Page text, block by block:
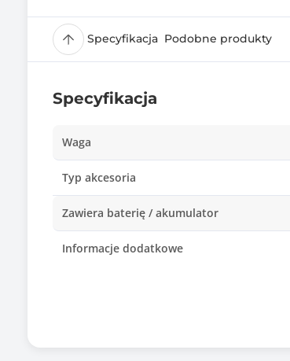
Specyfikacja Podobne produkty
Specyfikacja
Waga
Typ akcesoria
Zawiera baterię / akumulator
Informacje dodatkowe